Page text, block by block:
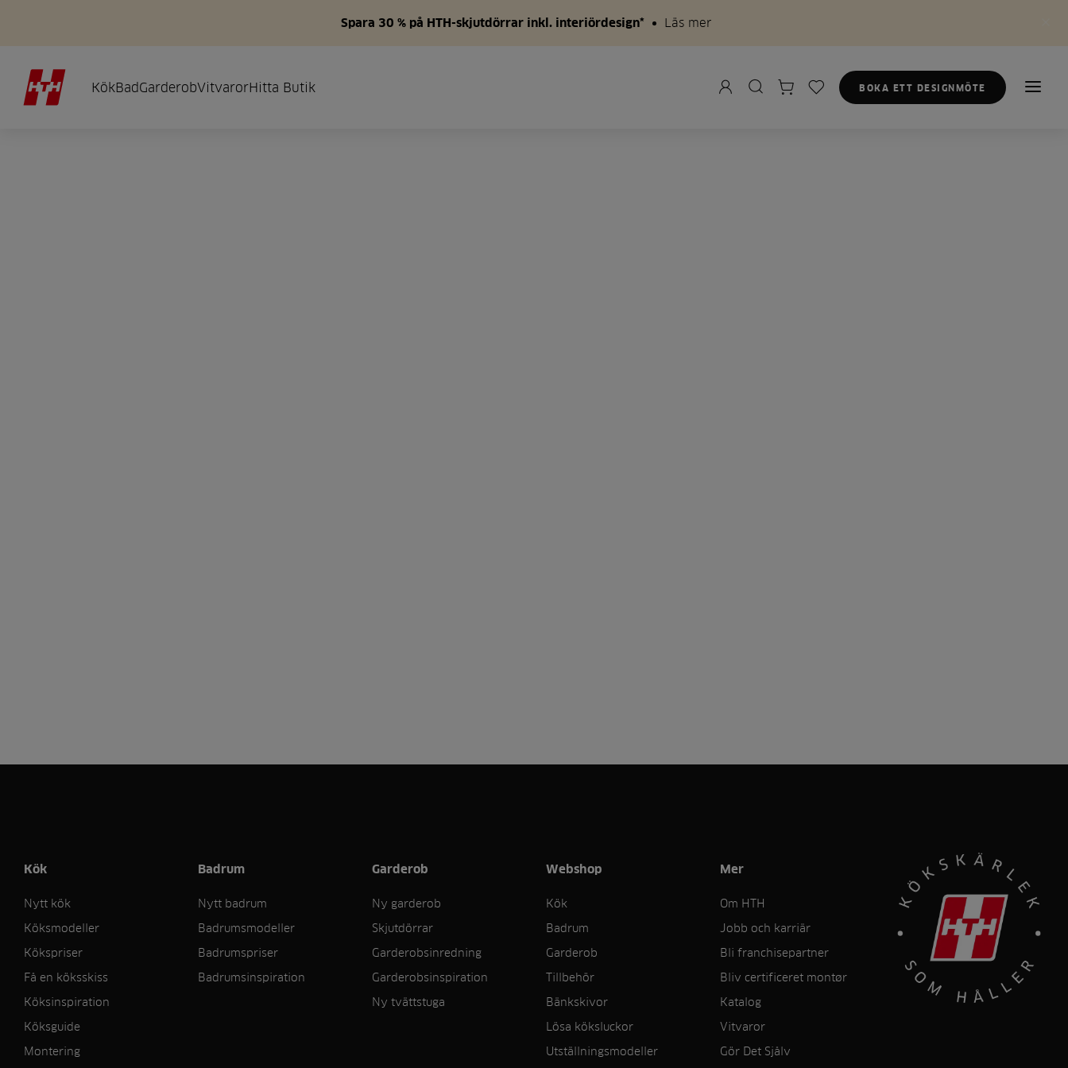
Spara 30 % på HTH-skjutdörrar inkl. interiördesign* Läs mer
KökBadGarderobVitvarorHitta Butik BOKA ETT DESIGNMÖTE
Kök
Nytt kök
Köksmodeller
Kökspriser
Få en köksskiss
Köksinspiration
Köksguide
Montering
Badrum
Nytt badrum
Badrumsmodeller
Badrumspriser
Badrumsinspiration
Garderob
Ny garderob
Skjutdörrar
Garderobsinredning
Garderobsinspiration
Ny tvättstuga
Webshop
Kök
Badrum
Garderob
Tillbehör
Bänkskivor
Lösa köksluckor
Utställningsmodeller
Mer
Om HTH
Jobb och karriär
Bli franchisepartner
Bliv certificeret montør
Katalog
Vitvaror
Gör Det Sjålv